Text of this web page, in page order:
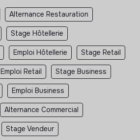
Alternance Restauration
Stage Hôtellerie
Emploi Hôtellerie Stage Retail
Emploi Retail Stage Business
Emploi Business
Alternance Commercial
Stage Vendeur